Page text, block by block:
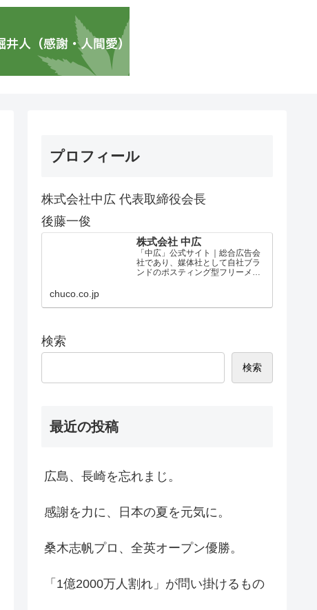
プロフィール
株式会社中広 代表取締役会長
後藤一俊
株式会社 中広
「中広」公式サイト｜総合広告会
社であり、媒体社として自社ブラ
ンドのポスティング型フリーメデ
chuco.co.jp
検索
検索
最近の投稿
広島、長崎を忘れまじ。
感謝を力に、日本の夏を元気に。
桑木志帆プロ、全英オープン優勝。
「1億2000万人割れ」が問い掛けるもの